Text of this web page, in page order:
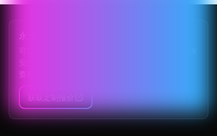
永无止境的支持
查看所有产品
获取定制报价